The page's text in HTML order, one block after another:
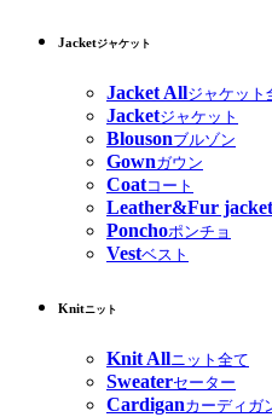
Jacketジャケット
Jacket Allジャケット
Jacketジャケット
Blousonブルゾン
Gownガウン
Coatコート
Leather&Fur jacket
Ponchoポンチョ
Vestベスト
Knitニット
Knit Allニット全て
Sweaterセーター
Cardiganカーディガ